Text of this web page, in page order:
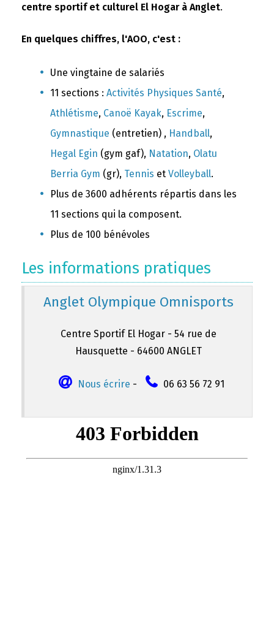
centre sportif et culturel El Hogar à Anglet.
En quelques chiffres, l'AOO, c'est :
Une vingtaine de salariés
11 sections : Activités Physiques Santé,
Athlétisme, Canoë Kayak, Escrime,
Gymnastique (entretien) , Handball,
Hegal Egin (gym gaf), Natation, Olatu
Berria Gym (gr), Tennis et Volleyball.
Plus de 3600 adhérents répartis dans les
11 sections qui la composent.
Plus de 100 bénévoles
Les informations pratiques
Anglet Olympique Omnisports
Centre Sportif El Hogar - 54 rue de
Hausquette - 64600 ANGLET
Nous écrire - 06 63 56 72 91